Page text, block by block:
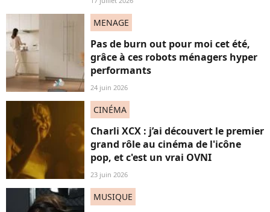
MENAGE
Pas de burn out pour moi cet été,
grâce à ces robots ménagers hyper
performants
24 juin 2026
CINÉMA
Charli XCX : j’ai découvert le premier
grand rôle au cinéma de l'icône
pop, et c'est un vrai OVNI
23 juin 2026
MUSIQUE